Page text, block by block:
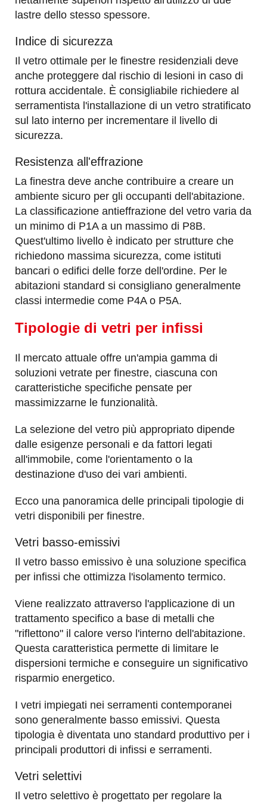
lastre dello stesso spessore.
Indice di sicurezza
Il vetro ottimale per le finestre residenziali deve
anche proteggere dal rischio di lesioni in caso di
rottura accidentale. È consigliabile richiedere al
serramentista l'installazione di un vetro stratificato
sul lato interno per incrementare il livello di
sicurezza.
Resistenza all'effrazione
La finestra deve anche contribuire a creare un
ambiente sicuro per gli occupanti dell'abitazione.
La classificazione antieffrazione del vetro varia da
un minimo di P1A a un massimo di P8B.
Quest'ultimo livello è indicato per strutture che
richiedono massima sicurezza, come istituti
bancari o edifici delle forze dell'ordine. Per le
abitazioni standard si consigliano generalmente
classi intermedie come P4A o P5A.
Tipologie di vetri per infissi
Il mercato attuale offre un'ampia gamma di
soluzioni vetrate per finestre, ciascuna con
caratteristiche specifiche pensate per
massimizzarne le funzionalità.
La selezione del vetro più appropriato dipende
dalle esigenze personali e da fattori legati
all'immobile, come l'orientamento o la
destinazione d'uso dei vari ambienti.
Ecco una panoramica delle principali tipologie di
vetri disponibili per finestre.
Vetri basso-emissivi
Il vetro basso emissivo è una soluzione specifica
per infissi che ottimizza l'isolamento termico.
Viene realizzato attraverso l'applicazione di un
trattamento specifico a base di metalli che
"riflettono" il calore verso l'interno dell'abitazione.
Questa caratteristica permette di limitare le
dispersioni termiche e conseguire un significativo
risparmio energetico.
I vetri impiegati nei serramenti contemporanei
sono generalmente basso emissivi. Questa
tipologia è diventata uno standard produttivo per i
principali produttori di infissi e serramenti.
Vetri selettivi
Il vetro selettivo è progettato per regolare la